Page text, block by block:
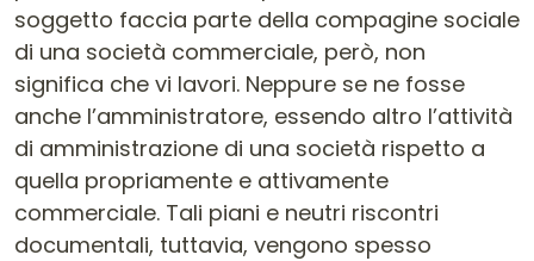
soggetto faccia parte della compagine sociale
di una società commerciale, però, non
significa che vi lavori. Neppure se ne fosse
anche l’amministratore, essendo altro l’attività
di amministrazione di una società rispetto a
quella propriamente e attivamente
commerciale. Tali piani e neutri riscontri
documentali, tuttavia, vengono spesso